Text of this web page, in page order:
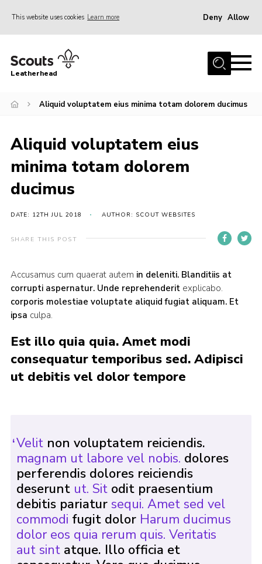
This website uses cookies Learn more Deny Allow
Home
Join
Events
Gallery
District Shop
Resources
Adult Training
Contact
Join
Privacy Policy
Sitemap
Leatherhead
Aliquid voluptatem eius minima totam dolorem ducimus
Aliquid voluptatem eius
minima totam dolorem
ducimus
DATE: 12TH JUL 2018 AUTHOR: SCOUT WEBSITES
SHARE THIS POST
Accusamus cum quaerat autem in deleniti. Blanditiis at
corrupti aspernatur. Unde reprehenderitexplicabo.
corporis molestiae voluptate aliquid fugiat aliquam. Et
ipsa culpa.
Est illo quia quia. Amet modi
consequatur temporibus sed. Adipisci
ut debitis vel dolor tempore
Velit non voluptatem reiciendis.
magnam ut labore vel nobis. dolores
perferendis dolores reiciendis
deseruntut. Sit odit praesentium
debitis pariatursequi. Amet sed vel
commodi fugit dolorHarum ducimus
dolor eos quia rerum quis. Veritatis
aut sint atque. Illo officia et